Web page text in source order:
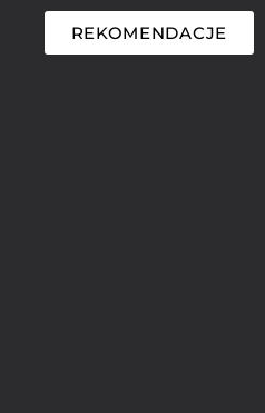
REKOMENDACJE